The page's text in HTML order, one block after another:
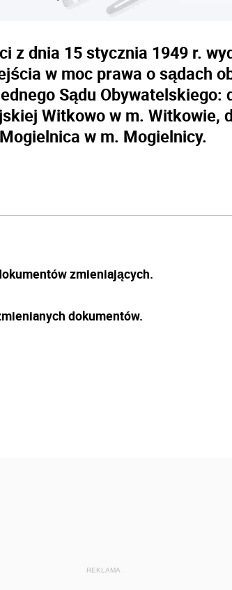
z dnia 15 stycznia 1949 r.
w moc prawa o sądach
Sądu
Witkowo w m.
Mogielnica w m. Mogielnicy.
zmieniających.
dokumentów.